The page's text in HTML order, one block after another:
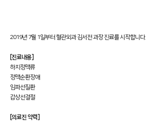
2019년 7월 1일부터 혈관외과 김서전 과장 진료를 시작합니다.
[진료내용]
하지정맥류
정맥순환장애
임파선질환
갑상선결절
[의료진 약력]